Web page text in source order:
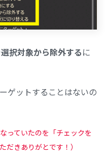
択対象から除外するに
ゲットすることはないの
っていたのを「チェックを
だきありがとです！）